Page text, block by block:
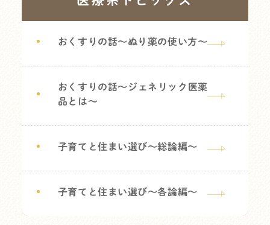
おくすりの話～ぬり薬の使い方～
おくすりの話～ジェネリック医薬
品とは～
子育てと住まい選び～総論編～
子育てと住まい選び～各論編～